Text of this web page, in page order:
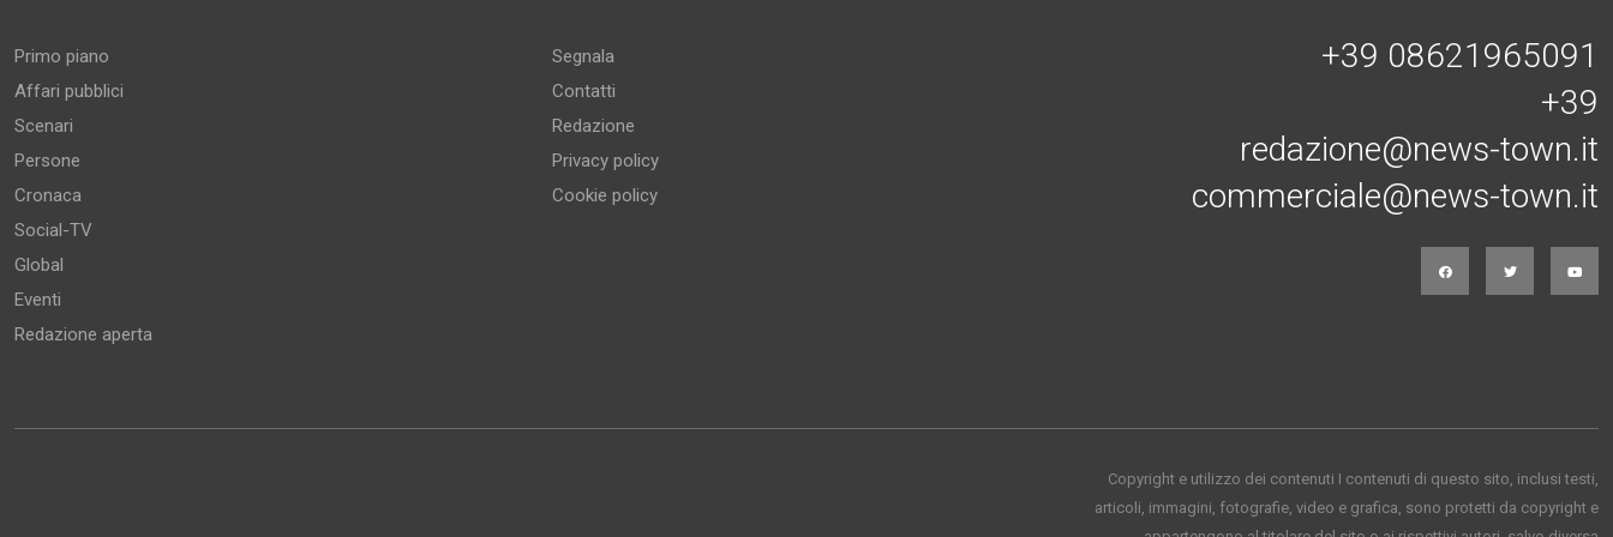
Primo piano
Affari pubblici
Scenari
Persone
Cronaca
Social-TV
Global
Eventi
Redazione aperta
Segnala
Contatti
Redazione
Privacy policy
Cookie policy
+39 08621965091
+39
redazione@news-town.it
commerciale@news-town.it
Copyright e utilizzo dei contenuti I contenuti di questo sito, inclusi testi,
articoli, immagini, fotografie, video e grafica, sono protetti da copyright e
appartengono al titolare del sito o ai rispettivi autori, salvo diversa